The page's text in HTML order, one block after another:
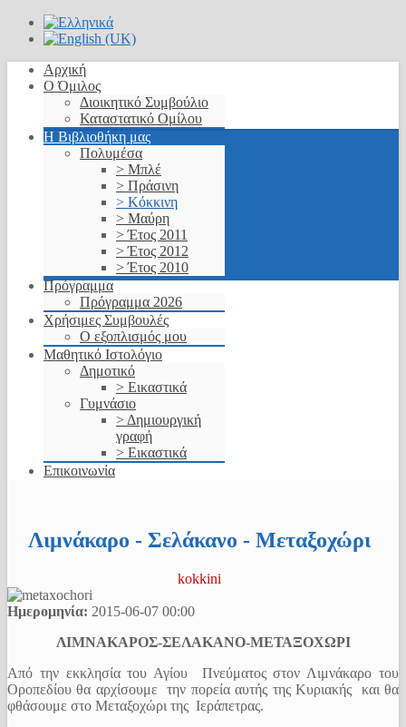
Αρχική
Ο Όμιλος
Διοικητικό Συμβούλιο
Καταστατικό Ομίλου
Η Βιβλιοθήκη μας
Πολυμέσα
> Μπλέ
> Πράσινη
> Κόκκινη
> Μαύρη
> Έτος 2011
> Έτος 2012
> Έτος 2010
Πρόγραμμα
Πρόγραμμα 2026
Χρήσιμες Συμβουλές
Ο εξοπλισμός μου
Μαθητικό Ιστολόγιο
Δημοτικό
> Εικαστικά
Γυμνάσιο
> Δημιουργική
γραφή
> Εικαστικά
Επικοινωνία
Λιμνάκαρο - Σελάκανο - Μεταξοχώρι
kokkini
Ημερομηνία: 2015-06-07 00:00
ΛΙΜΝΑΚΑΡΟΣ-ΣΕΛΑΚΑΝΟ-ΜΕΤΑΞΟΧΩΡΙ
Από την εκκλησία του Αγίου Πνεύματος στον Λιμνάκαρο του
Οροπεδίου θα αρχίσουμε την πορεία αυτής της Κυριακής και θα
φθάσουμε στο Μεταξοχώρι της Ιεράπετρας.